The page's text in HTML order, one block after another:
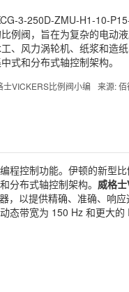
3-250D-ZMU-H1-10-
例阀，旨在为复杂的电动
、风力涡轮机、纸浆和造
式和分布式轴控制架构。
士VICKERS比例阀小编 来源: 佰
程控制功能。伊顿的新型
分布式轴控制架构。 威格士
以提供精确、准确、响
带宽为 150 Hz 和更大